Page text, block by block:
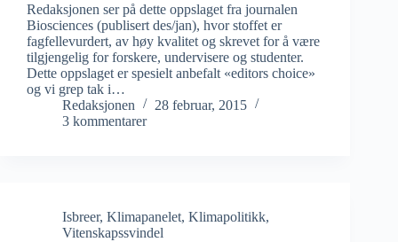
Redaksjonen ser på dette oppslaget fra journalen
Biosciences (publisert des/jan), hvor stoffet er
fagfellevurdert, av høy kvalitet og skrevet for å være
tilgjengelig for forskere, undervisere og studenter.
Dette oppslaget er spesielt anbefalt «editors choice»
og vi grep tak i…
Redaksjonen
28 februar, 2015
3 kommentarer
Isbreer, Klimapanelet, Klimapolitikk,
Vitenskapssvindel